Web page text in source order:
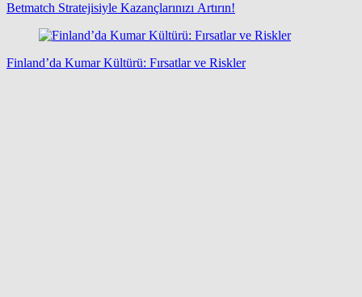
Betmatch Stratejisiyle Kazançlarınızı Artırın!
Finland’da Kumar Kültürü: Fırsatlar ve Riskler